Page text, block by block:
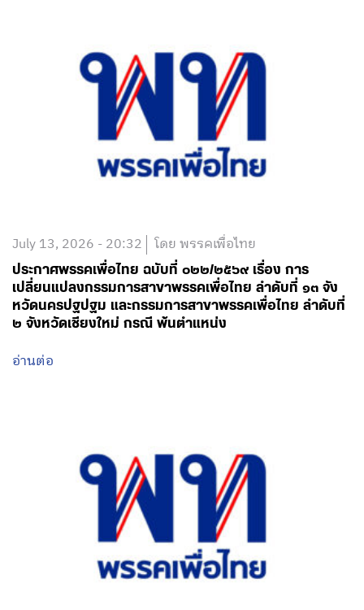
July 13, 2026 - 20:32 โดย พรรคเพื่อไทย
ประกาศพรรคเพื่อไทย ฉบับที่ ๐๒๒/๒๕๖๙ เรื่อง การ
เปลี่ยนแปลงกรรมการสาขาพรรคเพื่อไทย ลำดับที่ ๑๓ จัง
หวัดนครปฐปฐม และกรรมการสาขาพรรคเพื่อไทย ลำดับที่
๒ จังหวัดเชียงใหม่ กรณี พ้นตำแหน่ง
อ่านต่อ